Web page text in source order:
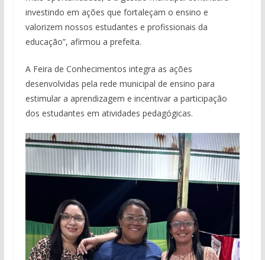
investindo em ações que fortaleçam o ensino e
valorizem nossos estudantes e profissionais da
educação”, afirmou a prefeita.
A Feira de Conhecimentos integra as ações
desenvolvidas pela rede municipal de ensino para
estimular a aprendizagem e incentivar a participação
dos estudantes em atividades pedagógicas.